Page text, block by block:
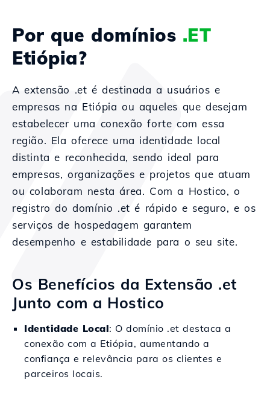
Por que domínios .ET
Etiópia?
A extensão .et é destinada a usuários e
empresas na Etiópia ou aqueles que desejam
estabelecer uma conexão forte com essa
região. Ela oferece uma identidade local
distinta e reconhecida, sendo ideal para
empresas, organizações e projetos que atuam
ou colaboram nesta área. Com a Hostico, o
registro do domínio .et é rápido e seguro, e os
serviços de hospedagem garantem
desempenho e estabilidade para o seu site.
Os Benefícios da Extensão .et
Junto com a Hostico
Identidade Local: O domínio .et destaca a
conexão com a Etiópia, aumentando a
confiança e relevância para os clientes e
parceiros locais.